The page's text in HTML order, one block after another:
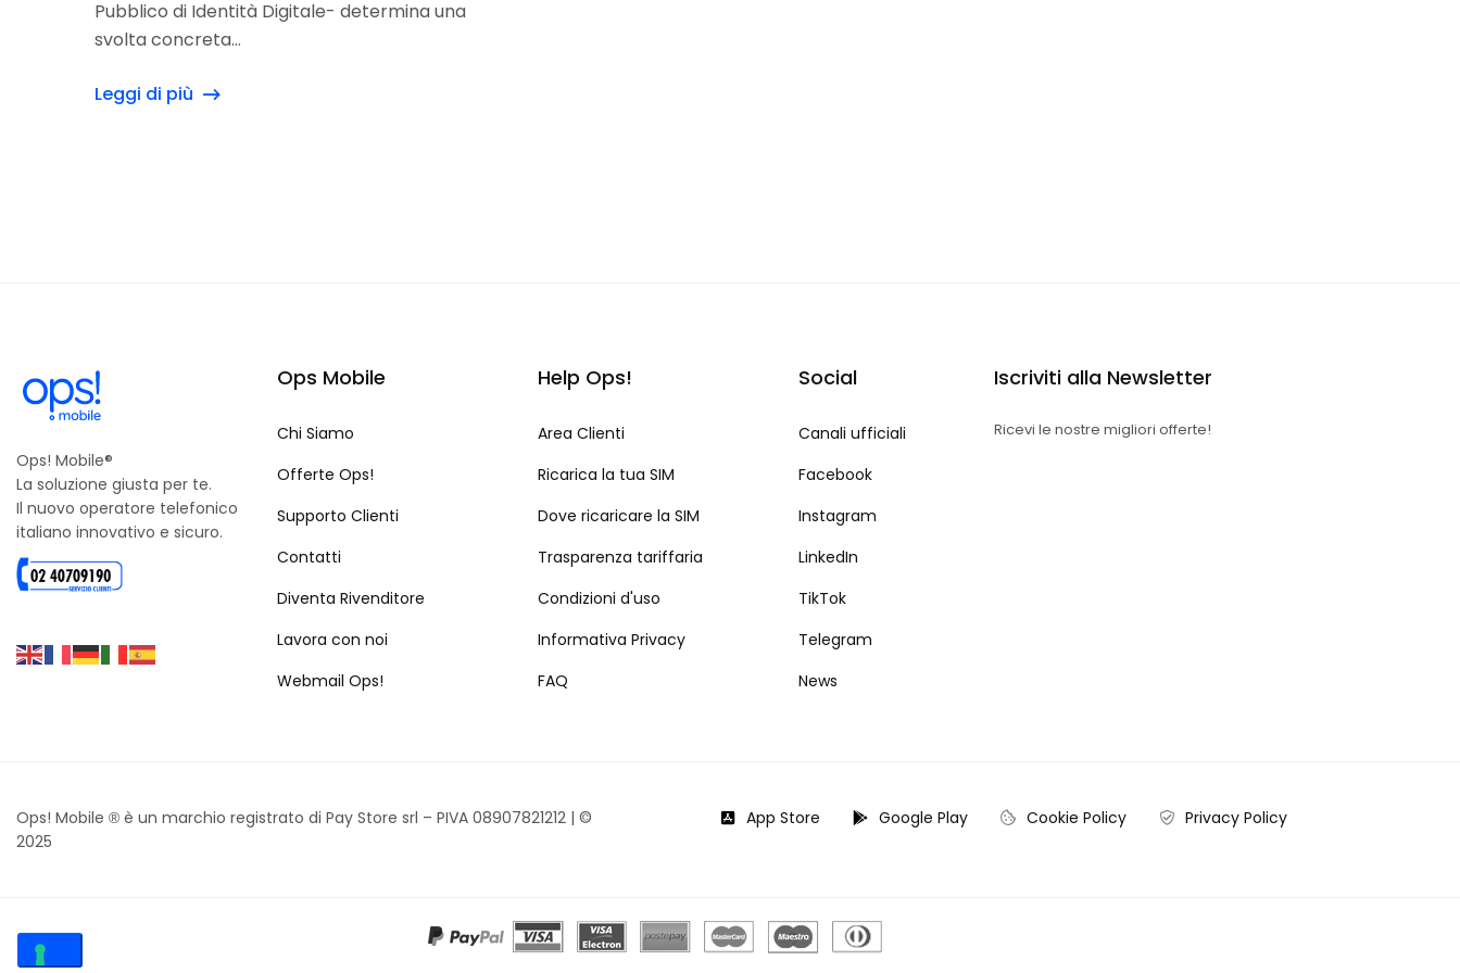
Pubblico di Identità Digitale- determina una
svolta concreta...
Leggi di più
Ops! Mobile®
La soluzione giusta per te.
Il nuovo operatore telefonico
italiano innovativo e sicuro.
Ops Mobile
Chi Siamo
Offerte Ops!
Supporto Clienti
Contatti
Diventa Rivenditore
Lavora con noi
Webmail Ops!
Help Ops!
Area Clienti
Ricarica la tua SIM
Dove ricaricare la SIM
Trasparenza tariffaria
Condizioni d'uso
Informativa Privacy
FAQ
Social
Canali ufficiali
Facebook
Instagram
LinkedIn
TikTok
Telegram
News
Iscriviti alla Newsletter
Ricevi le nostre migliori offerte!
Ops! Mobile ® è un marchio registrato di Pay Store srl – PIVA 08907821212 | ©
2025
App Store Google Play Cookie Policy Privacy Policy